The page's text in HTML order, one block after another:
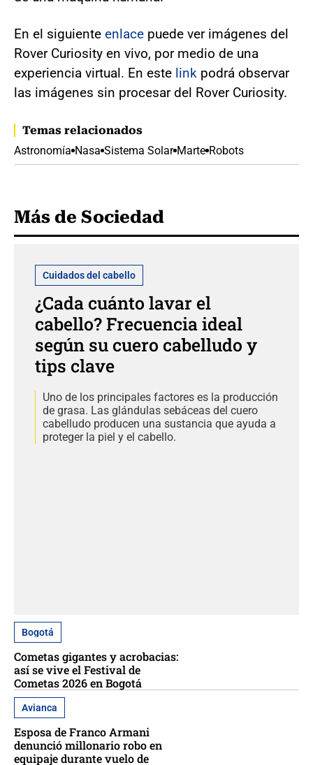
En el siguiente enlace puede ver imágenes del
Rover Curiosity en vivo, por medio de una
experiencia virtual. En este link podrá observar
las imágenes sin procesar del Rover Curiosity.
Temas relacionados
Astronomía Nasa Sistema Solar Marte Robots
Más de Sociedad
Cuidados del cabello
¿Cada cuánto lavar el
cabello? Frecuencia ideal
según su cuero cabelludo y
tips clave
Uno de los principales factores es la producción
de grasa. Las glándulas sebáceas del cuero
cabelludo producen una sustancia que ayuda a
proteger la piel y el cabello.
Bogotá
Cometas gigantes y acrobacias:
así se vive el Festival de
Cometas 2026 en Bogotá
Avianca
Esposa de Franco Armani
denunció millonario robo en
equipaje durante vuelo de